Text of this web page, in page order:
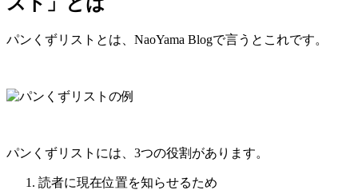
パンくずリストとは、NaoYama Blogで言うとこれです。
パンくずリストには、3つの役割があります。
読者に現在位置を知らせるため